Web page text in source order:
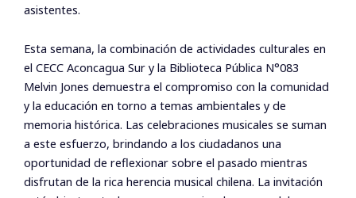
asistentes.
Esta semana, la combinación de actividades culturales en
el CECC Aconcagua Sur y la Biblioteca Pública N°083
Melvin Jones demuestra el compromiso con la comunidad
y la educación en torno a temas ambientales y de
memoria histórica. Las celebraciones musicales se suman
a este esfuerzo, brindando a los ciudadanos una
oportunidad de reflexionar sobre el pasado mientras
disfrutan de la rica herencia musical chilena. La invitación